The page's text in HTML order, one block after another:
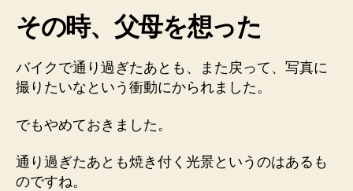
その時、父母を想った
バイクで通り過ぎたあとも、また戻って、写真に
撮りたいなという衝動にかられました。
でもやめておきました。
通り過ぎたあとも焼き付く光景というのはあるも
のですね。